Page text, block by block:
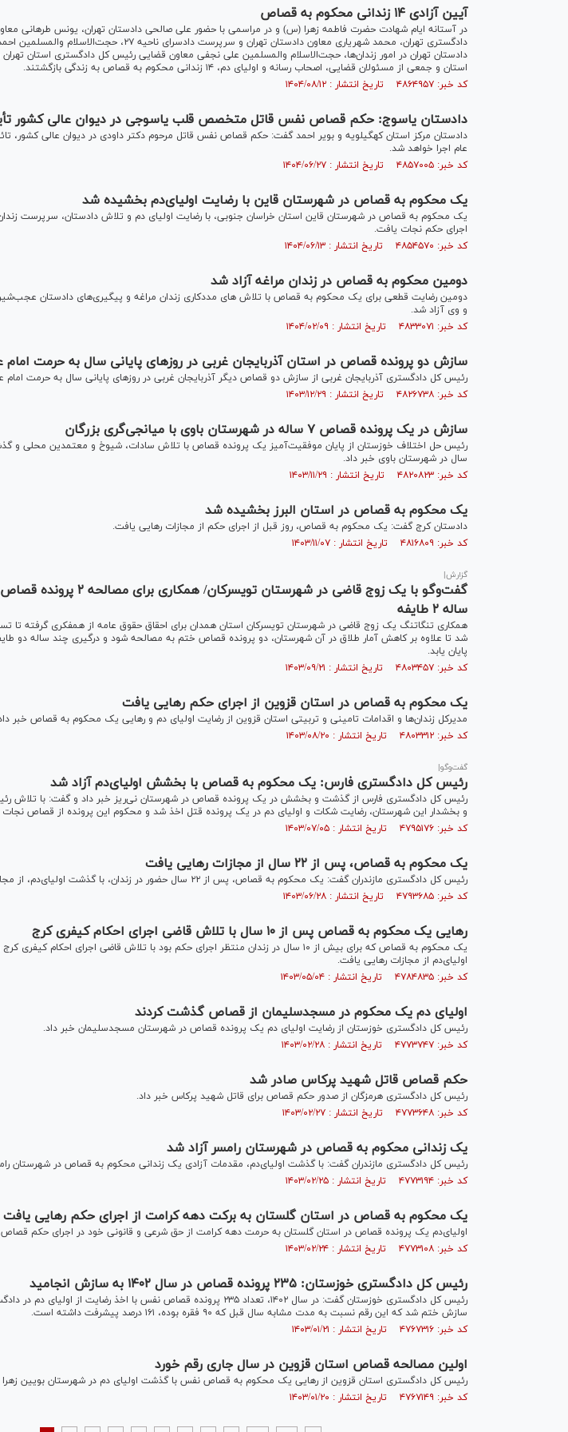
آیین آزادی ۱۴ زندانی محکوم به قصاص
در آستانه ایام شهادت حضرت فاطمه زهرا (س) و در مراسمی با حضور علی صالحی دادستان تهران، یونس طرهانی
دادگستری تهران، محمد شهریاری معاون دادستان تهران و سرپرست دادسرای
دادستان تهران در امور زندان‌ها، حجت‌الاسلام والمسلمین علی نجفی معاون قضایی رئیس کل دادگستری استان
استان و جمعی از مسئولان قضایی، اصحاب رسانه و اولیای دم، ۱۴ زندانی محکوم به قصاص به زندگی بازگشتند.
کد خبر: ۴۸۶۴۹۵۷ تاریخ انتشار : ۱۴۰۴/۰۸/۱۲
دادستان یاسوج: حکم قصاص نفس قاتل متخصص قلب یاسوجی در دیوان عالی کشور
دادستان مرکز استان کهگیلویه و بویر احمد گفت: حکم قصاص نفس قاتل مرحوم دکتر داودی در دیوان عالی کشور،
عام اجرا خواهد شد.
کد خبر: ۴۸۵۷۰۰۵ تاریخ انتشار : ۱۴۰۴/۰۶/۲۷
یک محکوم به قصاص در شهرستان قاین با رضایت اولیای‌دم بخشیده شد
یک محکوم به قصاص در شهرستان قاین استان خراسان جنوبی، با رضایت اولیای دم و تلاش دادستان، سرپرست
اجرای حکم نجات یافت.
کد خبر: ۴۸۵۴۵۷۰ تاریخ انتشار : ۱۴۰۴/۰۶/۱۳
دومین محکوم به قصاص در زندان مراغه آزاد شد
دومین رضایت قطعی برای یک محکوم به قصاص با تلاش های مددکاری زندان مراغه و پیگیری‌های دادستان عجب‌شیر
و وی آزاد شد.
کد خبر: ۴۸۳۳۰۷۱ تاریخ انتشار : ۱۴۰۴/۰۲/۰۹
سازش دو پرونده قصاص در استان آذربایجان غربی در روز‌های پایانی سال به حرمت امام
رئیس کل دادگستری آذربایجان غربی از سازش دو قصاص دیگر آذربایجان غربی در روز‌های پایانی سال به حرمت امام
کد خبر: ۴۸۲۶۷۳۸ تاریخ انتشار : ۱۴۰۳/۱۲/۲۹
سازش در یک پرونده قصاص ۷ ساله در شهرستان باوی با میانجی‌گری بزرگان
سال در شهرستان باوی خبر داد.
کد خبر: ۴۸۲۰۸۲۳ تاریخ انتشار : ۱۴۰۳/۱۱/۲۹
یک محکوم به قصاص در استان البرز بخشیده شد
دادستان کرج گفت: یک محکوم به قصاص، روز قبل از اجرای حکم از مجازات رهایی یافت.
کد خبر: ۴۸۱۶۸۰۹ تاریخ انتشار : ۱۴۰۳/۱۱/۰۷
گزارش|
گفت‌وگو با یک زوج قاضی در شهرستان
ساله ۲ طایفه
همکاری تنگاتنگ یک زوج قاضی در شهرستان تویسرکان استان همدان برای احقاق حقوق عامه از همفکری گرفته تا
پایان یابد.
کد خبر: ۴۸۰۳۴۵۷ تاریخ انتشار : ۱۴۰۳/۰۹/۲۱
یک محکوم به قصاص در استان قزوین از اجرای حکم رهایی یافت
مدیرکل زندان‌ها و اقدامات تامینی و تربیتی استان قزوین از رضایت اولیای دم و رهایی یک محکوم به قصاص خبر
کد خبر: ۴۸۰۳۳۱۲ تاریخ انتشار : ۱۴۰۳/۰۸/۲۰
گفت‌وگو|
رئیس کل دادگستری فارس: یک محکوم به قصاص با بخشش اولیای‌دم آزاد شد
رئیس کل دادگستری فارس از گذشت و بخشش در یک پرونده قصاص در شهرستان نی‌ریز خبر داد و گفت: با تلاش
و بخشدار این شهرستان، رضایت شکات و اولیای دم در یک پرونده قتل اخذ شد و محکوم این پرونده از قصاص نجات
کد خبر: ۴۷۹۵۱۷۶ تاریخ انتشار : ۱۴۰۳/۰۷/۰۵
یک محکوم به قصاص، پس از ۲۲ سال از مجازات رهایی یافت
رئیس کل دادگستری مازندران گفت: یک محکوم به قصاص، پس از ۲۲ سال حضور در زندان، با گذشت اولیای‌دم، از مجازات رهایی یافت.
کد خبر: ۴۷۹۳۶۸۵ تاریخ انتشار : ۱۴۰۳/۰۶/۲۸
رهایی یک محکوم به قصاص پس از ۱۰ سال با تلاش قاضی اجرای احکام کیفری کرج
یک محکوم به قصاص که برای بیش از ۱۰ سال در زندان منتظر اجرای حکم بود با تلاش قاضی اجرای احکام
اولیای‌دم از مجازات رهایی یافت.
کد خبر: ۴۷۸۴۸۳۵ تاریخ انتشار : ۱۴۰۳/۰۵/۰۴
اولیای دم یک محکوم در مسجدسلیمان از قصاص گذشت کردند
رئیس کل دادگستری خوزستان از رضایت اولیای دم یک پرونده قصاص در شهرستان مسجدسلیمان خبر داد.
کد خبر: ۴۷۷۳۷۴۷ تاریخ انتشار : ۱۴۰۳/۰۲/۲۸
حکم قصاص قاتل شهید پرکاس صادر شد
رئیس کل دادگستری هرمزگان از صدور حکم قصاص برای قاتل شهید پرکاس خبر داد.
کد خبر: ۴۷۷۳۶۴۸ تاریخ انتشار : ۱۴۰۳/۰۲/۲۷
یک زندانی محکوم به قصاص در شهرستان رامسر آزاد شد
رئیس کل دادگستری مازندران گفت: با گذشت اولیای‌دم، مقدمات آزادی یک زندانی محکوم به قصاص در شهرستان
کد خبر: ۴۷۷۳۱۹۴ تاریخ انتشار : ۱۴۰۳/۰۲/۲۵
یک محکوم به قصاص در استان گلستان به برکت دهه کرامت از اجرای حکم رهایی یافت
اولیای‌دم یک پرونده قصاص در استان گلستان به حرمت دهه کرامت از حق شرعی و قانونی خود در اجرای حکم
کد خبر: ۴۷۷۳۱۰۸ تاریخ انتشار : ۱۴۰۳/۰۲/۲۴
رئیس کل دادگستری خوزستان: ۲۳۵ پرونده قصاص در سال ۱۴۰۲ به سازش انجامید
رئیس کل دادگستری خوزستان گفت: در سال ۱۴۰۲، تعداد ۲۳۵ پرونده قصاص نفس با اخذ رضایت
سازش ختم شد که این رقم نسبت به مدت مشابه سال قبل که ۹۰ فقره بوده، ۱۶۱ درصد پیشرفت داشته است.
کد خبر: ۴۷۶۷۳۱۶ تاریخ انتشار : ۱۴۰۳/۰۱/۲۱
اولین مصالحه قصاص استان قزوین در سال جاری رقم خورد
رئیس کل دادگستری استان قزوین از رهایی یک محکوم به قصاص نفس با گذشت اولیای دم در شهرستان بویین زهرا
کد خبر: ۴۷۶۷۱۴۹ تاریخ انتشار : ۱۴۰۳/۰۱/۲۰